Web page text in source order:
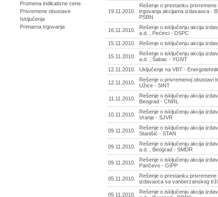
Promena indikativne cene
Privremene obustave
Isključenja
Primarna trgovanja
19.11.2010.
Rešenje o prestanku
trgovanja akcijama izdavaoca -
PSBN
16.11.2010.
Rešenje o isključenju akcija
a.d. , Pećinci - DSPC
15.11.2010.
Rešenje o isključenju akcija
15.11.2010.
Rešenje o isključenju akcija
a.d. , Šabac - YGNT
12.11.2010.
Uključenje na VBT -
12.11.2010.
Rešenje o privremenoj obustavi
Užice - SINT
11.11.2010.
Rešenje o isključenju akcija
Beograd - CNRL
10.11.2010.
Rešenje o isključenju akcija
Vranje - SJVR
09.11.2010.
Rešenje o isključenju akcija
Stanišić - STAN
09.11.2010.
Rešenje o isključenju akcija
a.d. , Beograd - SMDR
09.11.2010.
Rešenje o isključenju akcija
Pančevo - GIPP
05.11.2010.
Rešenje o prestanku
izdavaoca sa vanberzanskog
05.11.2010.
Rešenje o isključenju akcija